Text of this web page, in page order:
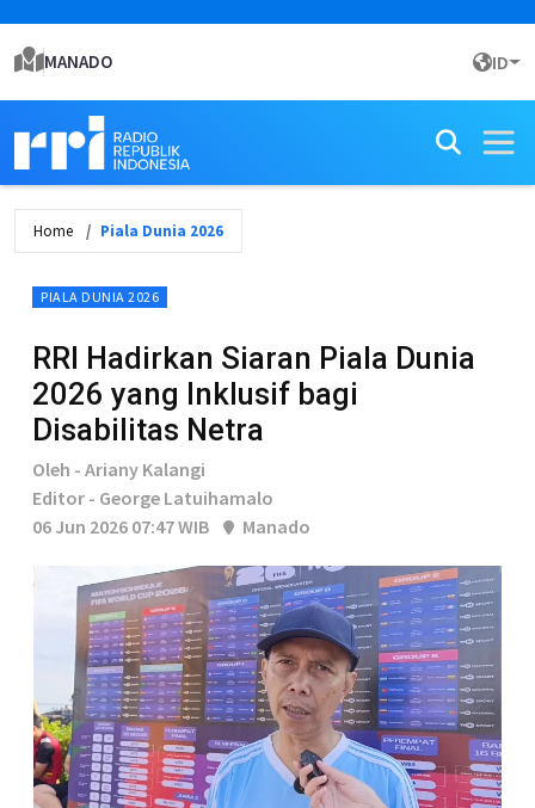
MANADO ID
Home Piala Dunia 2026
PIALA DUNIA 2026
RRI Hadirkan Siaran Piala Dunia
2026 yang Inklusif bagi
Disabilitas Netra
Oleh - Ariany Kalangi
Editor - George Latuihamalo
06 Jun 2026 07:47 WIB
Manado